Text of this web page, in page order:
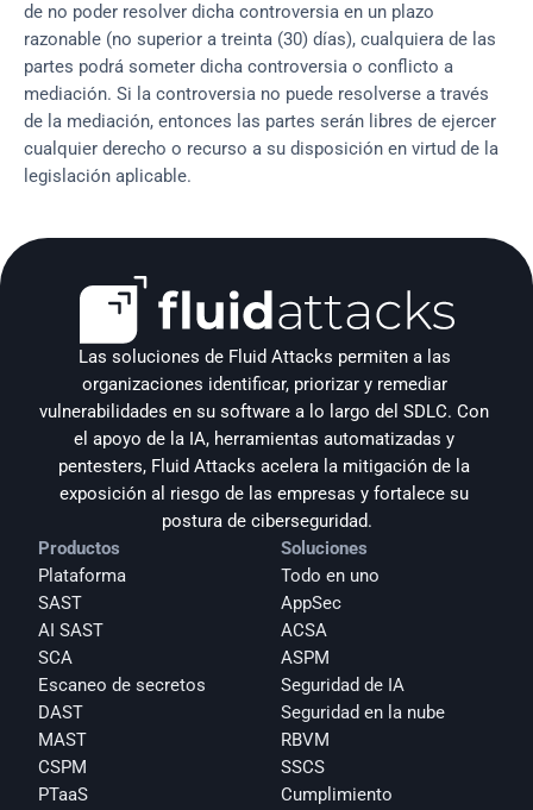
de no poder resolver dicha controversia en un plazo
razonable (no superior a treinta (30) días), cualquiera de las
partes podrá someter dicha controversia o conflicto a
mediación. Si la controversia no puede resolverse a través
de la mediación, entonces las partes serán libres de ejercer
cualquier derecho o recurso a su disposición en virtud de la
legislación aplicable.
Las soluciones de Fluid Attacks permiten a las
organizaciones identificar, priorizar y remediar
vulnerabilidades en su software a lo largo del SDLC. Con
el apoyo de la IA, herramientas automatizadas y
pentesters, Fluid Attacks acelera la mitigación de la
exposición al riesgo de las empresas y fortalece su
postura de ciberseguridad.
Productos
Plataforma
SAST
AI SAST
SCA
Escaneo de secretos
DAST
MAST
CSPM
PTaaS
Soluciones
Todo en uno
AppSec
ACSA
ASPM
Seguridad de IA
Seguridad en la nube
RBVM
SSCS
Cumplimiento